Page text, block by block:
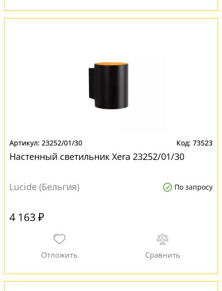
23252/01/30 73523
Настенный светильник Xera 23252/01/30
Lucide (Бельгия) По запросу
4 163 ₽